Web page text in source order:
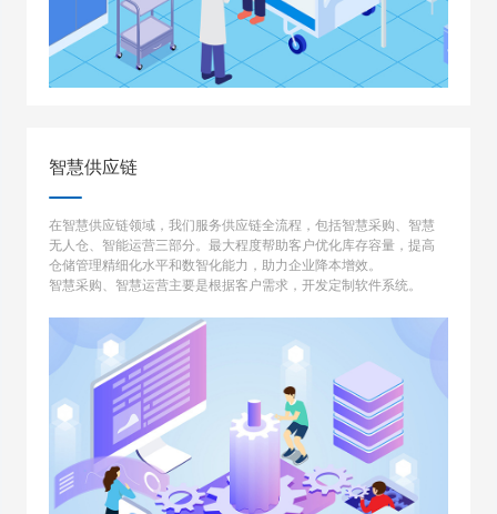
智慧供应链
在智慧供应链领域，我们服务供应链全流程，包括智慧采购、智慧
无人仓、智能运营三部分。最大程度帮助客户优化库存容量，提高
仓储管理精细化水平和数智化能力，助力企业降本增效。
智慧采购、智慧运营主要是根据客户需求，开发定制软件系统。